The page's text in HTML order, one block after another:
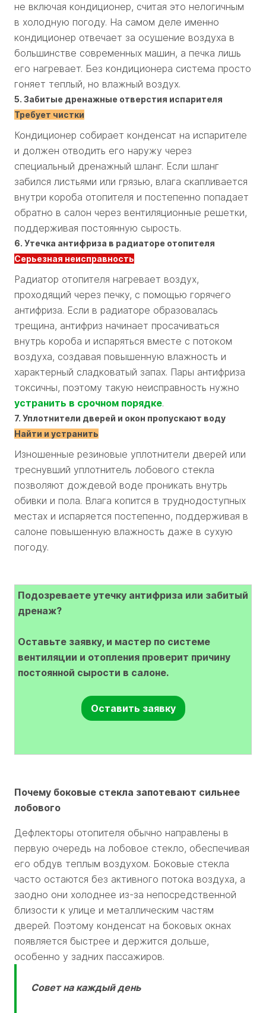
не включая кондиционер, считая это нелогичным
в холодную погоду. На самом деле именно
кондиционер отвечает за осушение воздуха в
большинстве современных машин, а печка лишь
его нагревает. Без кондиционера система просто
гоняет теплый, но влажный воздух.
5. Забитые дренажные отверстия испарителя
Требует чистки
Кондиционер собирает конденсат на испарителе
и должен отводить его наружу через
специальный дренажный шланг. Если шланг
забился листьями или грязью, влага скапливается
внутри короба отопителя и постепенно попадает
обратно в салон через вентиляционные решетки,
поддерживая постоянную сырость.
6. Утечка антифриза в радиаторе отопителя
Серьезная неисправность
Радиатор отопителя нагревает воздух,
проходящий через печку, с помощью горячего
антифриза. Если в радиаторе образовалась
трещина, антифриз начинает просачиваться
внутрь короба и испаряться вместе с потоком
воздуха, создавая повышенную влажность и
характерный сладковатый запах. Пары антифриза
токсичны, поэтому такую неисправность нужно
устранить в срочном порядке.
7. Уплотнители дверей и окон пропускают воду
Найти и устранить
Изношенные резиновые уплотнители дверей или
треснувший уплотнитель лобового стекла
позволяют дождевой воде проникать внутрь
обивки и пола. Влага копится в труднодоступных
местах и испаряется постепенно, поддерживая в
салоне повышенную влажность даже в сухую
погоду.
Подозреваете утечку антифриза или забитый
дренаж?
Оставьте заявку, и мастер по системе
вентиляции и отопления проверит причину
постоянной сырости в салоне.
Оставить заявку
Почему боковые стекла запотевают сильнее
лобового
Дефлекторы отопителя обычно направлены в
первую очередь на лобовое стекло, обеспечивая
его обдув теплым воздухом. Боковые стекла
часто остаются без активного потока воздуха, а
заодно они холоднее из-за непосредственной
близости к улице и металлическим частям
дверей. Поэтому конденсат на боковых окнах
появляется быстрее и держится дольше,
особенно у задних пассажиров.
Совет на каждый день